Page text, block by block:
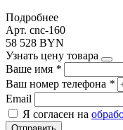
Подробнее
Арт. cnc-160
58 528 BYN
Узнать цену товара
Ваше имя *
Ваш номер телефона *
Email
Я согласен на